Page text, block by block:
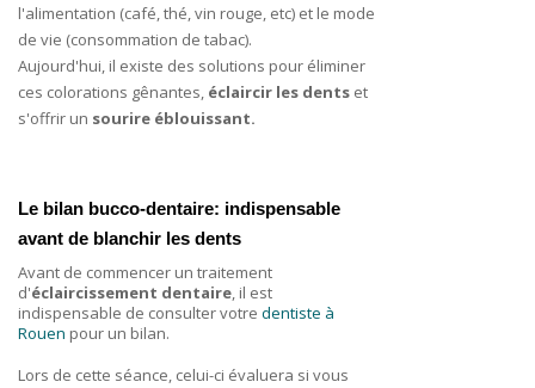
l'alimentation (café, thé, vin rouge, etc) et le mode
de vie (consommation de tabac).
Aujourd'hui, il existe des solutions pour éliminer
ces colorations gênantes, éclaircir les dents et
s'offrir un sourire éblouissant.
Le bilan bucco-dentaire: indispensable
avant de blanchir les dents
Avant de commencer un traitement
d'éclaircissement dentaire, il est
indispensable de consulter votre dentiste à
Rouen pour un bilan.
Lors de cette séance, celui-ci évaluera si vous